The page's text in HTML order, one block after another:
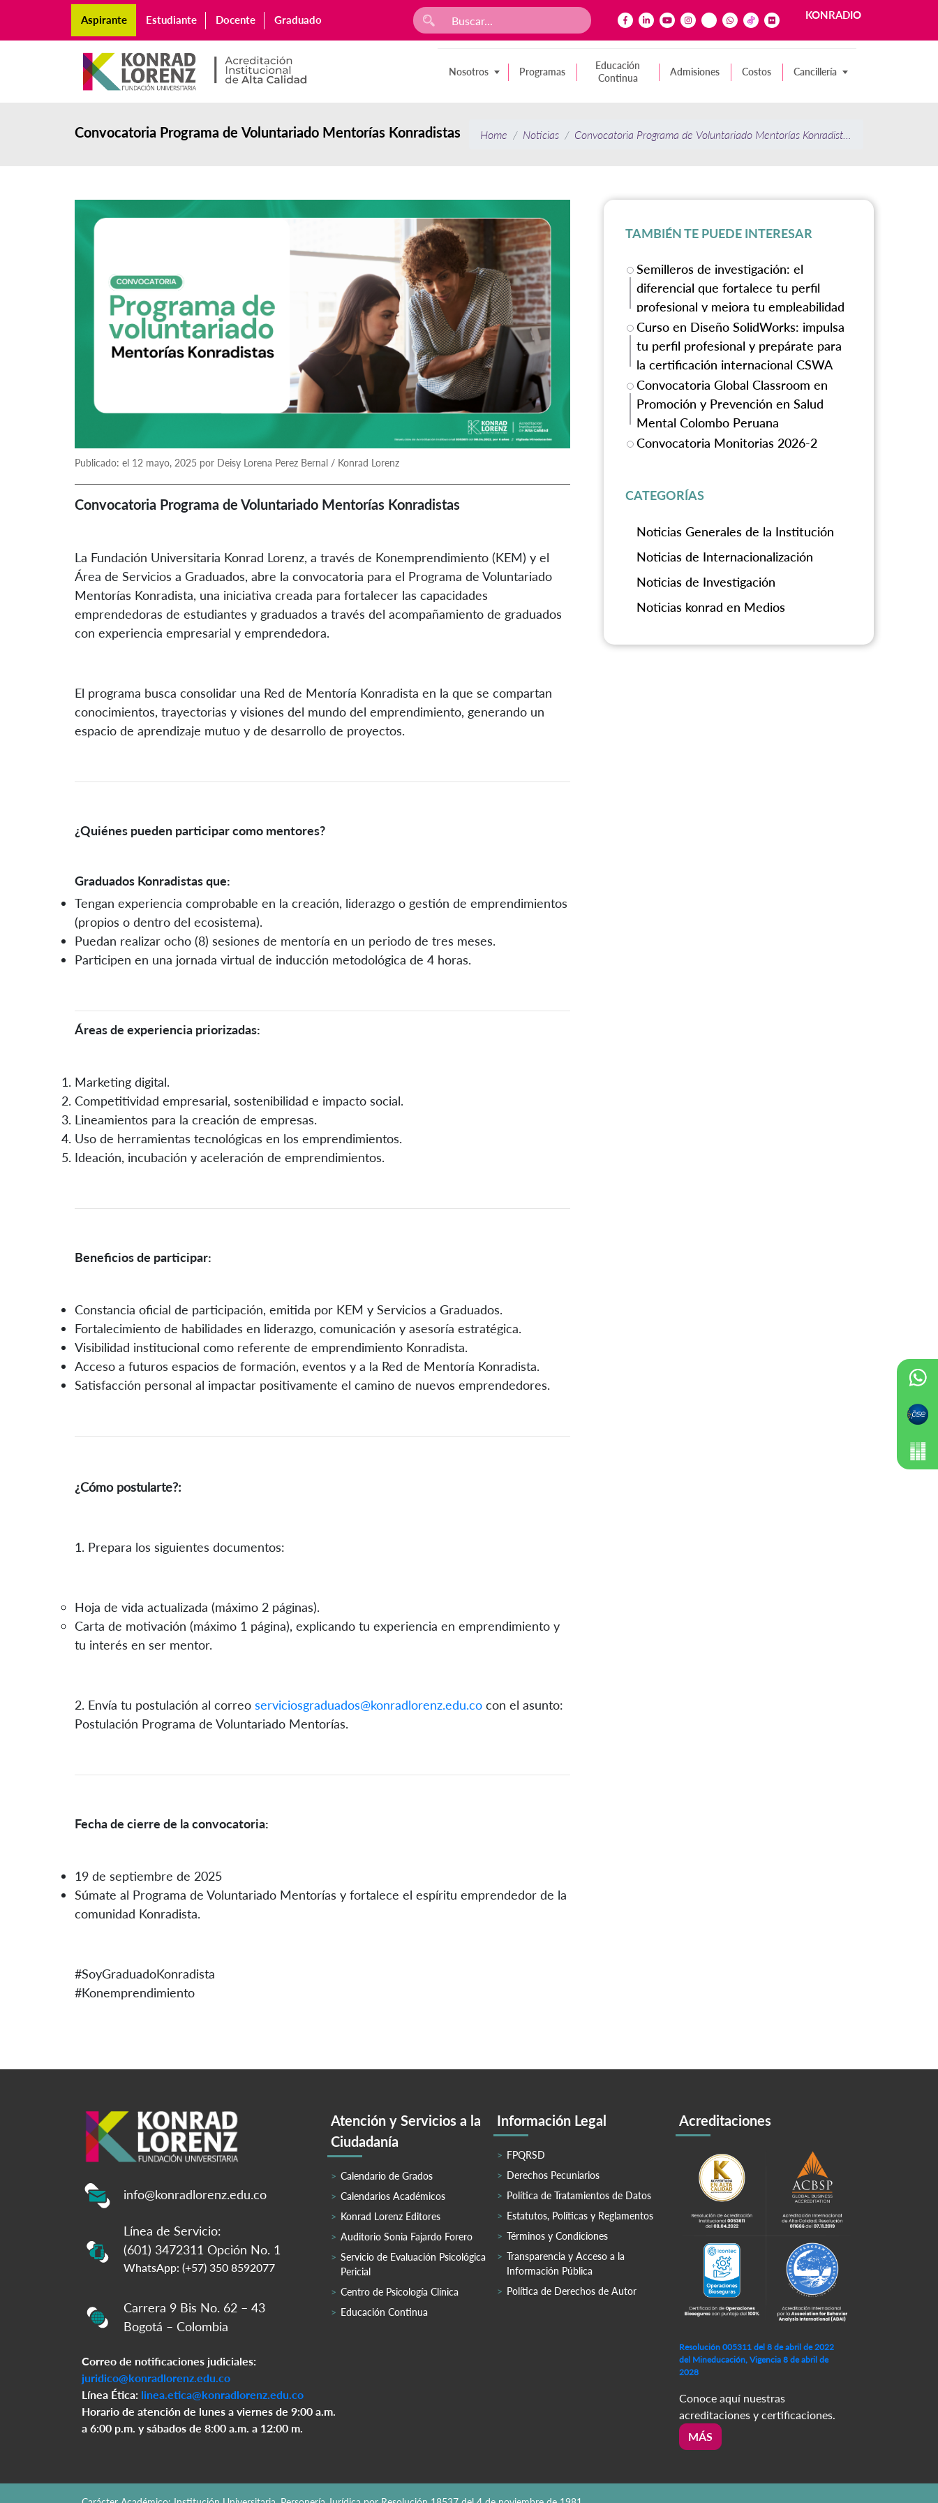
Aspirante Estudiante Docente Graduado KONRADIO
Nosotros Programas
Educación
Continua
Admisiones Costos Cancillería
Convocatoria Programa de Voluntariado Mentorías Konradistas Home Noticias Convocatoria Programa de Voluntariado Mentorías Konradistas
Publicado: el 12 mayo, 2025 por Deisy Lorena Perez Bernal / Konrad Lorenz
Convocatoria Programa de Voluntariado Mentorías Konradistas
La Fundación Universitaria Konrad Lorenz, a través de Konemprendimiento (KEM) y el
Área de Servicios a Graduados, abre la convocatoria para el Programa de Voluntariado
Mentorías Konradista, una iniciativa creada para fortalecer las capacidades
emprendedoras de estudiantes y graduados a través del acompañamiento de graduados
con experiencia empresarial y emprendedora.
El programa busca consolidar una Red de Mentoría Konradista en la que se compartan
conocimientos, trayectorias y visiones del mundo del emprendimiento, generando un
espacio de aprendizaje mutuo y de desarrollo de proyectos.
¿Quiénes pueden participar como mentores?
Graduados Konradistas que:
Tengan experiencia comprobable en la creación, liderazgo o gestión de emprendimientos
(propios o dentro del ecosistema).
Puedan realizar ocho (8) sesiones de mentoría en un periodo de tres meses.
Participen en una jornada virtual de inducción metodológica de 4 horas.
Áreas de experiencia priorizadas:
Marketing digital.
Competitividad empresarial, sostenibilidad e impacto social.
Lineamientos para la creación de empresas.
Uso de herramientas tecnológicas en los emprendimientos.
Ideación, incubación y aceleración de emprendimientos.
Beneficios de participar:
Constancia oficial de participación, emitida por KEM y Servicios a Graduados.
Fortalecimiento de habilidades en liderazgo, comunicación y asesoría estratégica.
Visibilidad institucional como referente de emprendimiento Konradista.
Acceso a futuros espacios de formación, eventos y a la Red de Mentoría Konradista.
Satisfacción personal al impactar positivamente el camino de nuevos emprendedores.
¿Cómo postularte?:
1. Prepara los siguientes documentos:
Hoja de vida actualizada (máximo 2 páginas).
Carta de motivación (máximo 1 página), explicando tu experiencia en emprendimiento y
tu interés en ser mentor.
2. Envía tu postulación al correo serviciosgraduados@konradlorenz.edu.co con el asunto:
Postulación Programa de Voluntariado Mentorías.
Fecha de cierre de la convocatoria:
19 de septiembre de 2025
Súmate al Programa de Voluntariado Mentorías y fortalece el espíritu emprendedor de la
comunidad Konradista.
#SoyGraduadoKonradista
#Konemprendimiento
TAMBIÉN TE PUEDE INTERESAR
Semilleros de investigación: el
diferencial que fortalece tu perfil
profesional y mejora tu empleabilidad
Curso en Diseño SolidWorks: impulsa
tu perfil profesional y prepárate para
la certificación internacional CSWA
Convocatoria Global Classroom en
Promoción y Prevención en Salud
Mental Colombo Peruana
Convocatoria Monitorias 2026-2
CATEGORÍAS
Noticias Generales de la Institución
Noticias de Internacionalización
Noticias de Investigación
Noticias konrad en Medios
info@konradlorenz.edu.co
Línea de Servicio:
(601) 3472311 Opción No. 1
WhatsApp: (+57) 350 8592077
Carrera 9 Bis No. 62 – 43
Bogotá – Colombia
Correo de notificaciones judiciales:
juridico@konradlorenz.edu.co
Línea Ética: linea.etica@konradlorenz.edu.co
Horario de atención de lunes a viernes de 9:00 a.m.
a 6:00 p.m. y sábados de 8:00 a.m. a 12:00 m.
Atención y Servicios a la
Ciudadanía
Calendario de Grados
Calendarios Académicos
Konrad Lorenz Editores
Auditorio Sonia Fajardo Forero
Servicio de Evaluación Psicológica
Pericial
Centro de Psicología Clínica
Educación Continua
Información Legal
FPQRSD
Derechos Pecuniarios
Política de Tratamientos de Datos
Estatutos, Políticas y Reglamentos
Términos y Condiciones
Transparencia y Acceso a la
Información Pública
Política de Derechos de Autor
Acreditaciones
Resolución 005311 del 8 de abril de 2022
del Mineducación, Vigencia 8 de abril de
2028
Conoce aquí nuestras
acreditaciones y certificaciones.
MÁS